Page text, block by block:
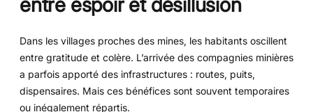
Dans les villages proches des mines, les habitants oscillent
entre gratitude et colère. L’arrivée des compagnies minières
a parfois apporté des infrastructures : routes, puits,
dispensaires. Mais ces bénéfices sont souvent temporaires
ou inégalement répartis.